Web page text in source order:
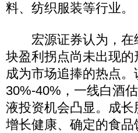
料、纺织服装等行业。
宏源证券认为，在
块盈利拐点尚未出现
成为市场追捧的热点
30%-40%，一线白酒
液投资机会凸显。成
增长健康、确定的食